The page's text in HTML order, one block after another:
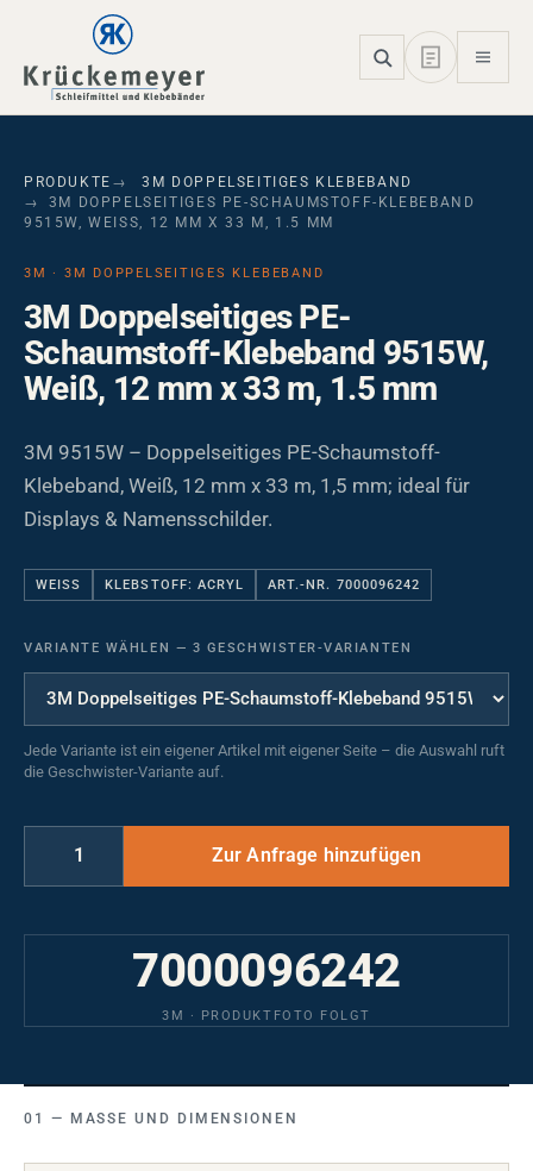
Skip to main navigation
Skip to main content
Skip to page footer
PRODUKTE
3M DOPPELSEITIGES KLEBEBAND
3M DOPPELSEITIGES PE-SCHAUMSTOFF-KLEBEBAND
9515W, WEISS, 12 MM X 33 M, 1.5 MM
3M · 3M DOPPELSEITIGES KLEBEBAND
3M Doppelseitiges PE-
Schaumstoff-Klebeband 9515W,
Weiß, 12 mm x 33 m, 1.5 mm
3M 9515W – Doppelseitiges PE-Schaumstoff-
Klebeband, Weiß, 12 mm x 33 m, 1,5 mm; ideal für
Displays & Namensschilder.
WEISS KLEBSTOFF: ACRYL ART.-NR. 7000096242
VARIANTE WÄHLEN — 3 GESCHWISTER-VARIANTEN
Jede Variante ist ein eigener Artikel mit eigener Seite – die Auswahl ruft
die Geschwister-Variante auf.
7000096242
3M · PRODUKTFOTO FOLGT
MASSE UND DIMENSIONEN